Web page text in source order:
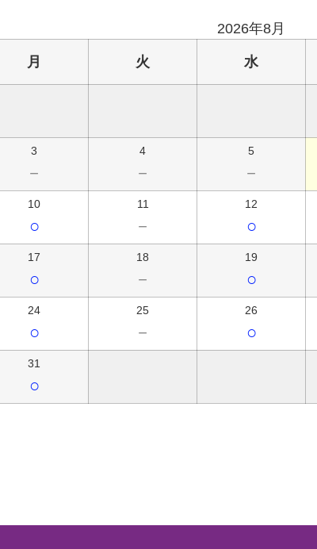
2026年8月
月 火 水
3
－
4
－
5
－
10
○
11
－
12
○
17
○
18
－
19
○
24
○
25
－
26
○
31
○